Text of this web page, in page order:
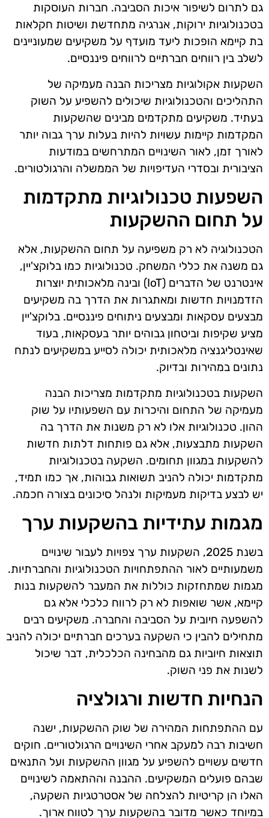
גם לתרום לשיפור איכות הסביבה. חברות העוסקות
בטכנולוגיות ירוקות, אנרגיה מתחדשת ושיטות חקלאות
בת קיימא הופכות ליעד מועדף על משקיעים שמעוניינים
לשלב בין רווחים חברתיים לרווחים פיננסיים.
השקעות אקולוגיות מצריכות הבנה מעמיקה של
התהליכים והטכנולוגיות שיכולים להשפיע על השוק
בעתיד. משקיעים מתקדמים מבינים שהשקעות
המקדמות קיימות עשויות להיות בעלות ערך גבוה יותר
לאורך זמן, לאור השינויים המתרחשים במודעות
הציבורית ובסדרי העדיפויות של הממשלה והרגולטורים.
השפעות טכנולוגיות מתקדמות
על תחום ההשקעות
הטכנולוגיה לא רק משפיעה על תחום ההשקעות, אלא
גם משנה את כללי המשחק. טכנולוגיות כמו בלוקצ'יין,
אינטרנט של הדברים (IoT) ובינה מלאכותית יוצרות
הזדמנויות חדשות ומאתגרות את הדרך בה משקיעים
מבצעים עסקאות ומבצעים ניתוחים פיננסיים. בלוקצ'יין
מציע שקיפות וביטחון גבוהים יותר בעסקאות, בעוד
שאינטליגנציה מלאכותית יכולה לסייע במשקיעים לנתח
נתונים במהירות ובדיוק.
השקעות בטכנולוגיות מתקדמות מצריכות הבנה
מעמיקה של התחום והיכרות עם השפעותיו על שוק
ההון. טכנולוגיות אלו לא רק משנות את הדרך בה
השקעות מתבצעות, אלא גם פותחות דלתות חדשות
להשקעות במגוון תחומים. השקעה בטכנולוגיות
מתקדמות יכולה להניב תשואות גבוהות, אך כמו תמיד,
יש לבצע בדיקות מעמיקות ולנהל סיכונים בצורה חכמה.
מגמות עתידיות בהשקעות ערך
בשנת 2025, השקעות ערך צפויות לעבור שינויים
משמעותיים לאור ההתפתחויות הטכנולוגיות והחברתיות.
מגמות שמתחזקות כוללות את המעבר להשקעות בנות
קיימא, אשר שואפות לא רק לרווח כלכלי אלא גם
להשפעה חיובית על הסביבה והחברה. משקיעים רבים
מתחילים להבין כי השקעה בערכים חברתיים יכולה להניב
תוצאות חיוביות גם מהבחינה הכלכלית, דבר שיכול
לשנות את פני השוק.
הנחיות חדשות ורגולציה
עם ההתפתחות המהירה של שוק ההשקעות, ישנה
חשיבות רבה למעקב אחרי השינויים הרגולטוריים. חוקים
חדשים עשויים להשפיע על מגוון ההשקעות ועל התנאים
שבהם פועלים המשקיעים. ההבנה וההתאמה לשינויים
האלו הן קריטיות להצלחה של אסטרטגיות השקעה,
במיוחד כאשר מדובר בהשקעות ערך לטווח ארוך.